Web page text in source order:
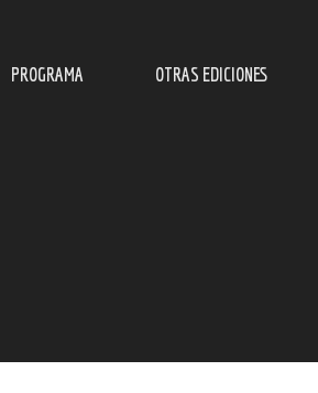
PROGRAMA OTRAS EDICIONES